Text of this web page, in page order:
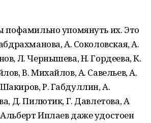
пофамильно упомянуть их. Это
А. Соколовская, А.
Л. Чернышева, Н. Гордеева, К.
В. Михайлов, А. Савельев, А.
Р. Габдуллин, А.
Д. Пилютик, Г. Давлетова, А
Иплаев даже удостоен